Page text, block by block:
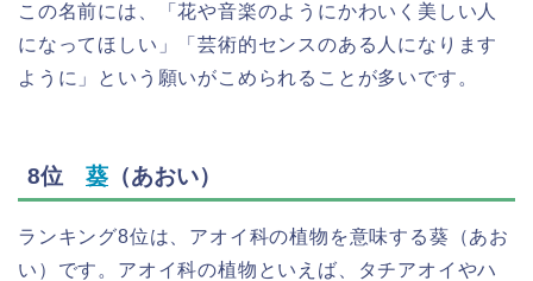
この名前には、「花や音楽のようにかわいく美しい人
になってほしい」「芸術的センスのある人になります
ように」という願いがこめられることが多いです。
8位 葵 （あおい）
ランキング8位は、アオイ科の植物を意味する葵（あお
い）です。アオイ科の植物といえば、タチアオイやハ